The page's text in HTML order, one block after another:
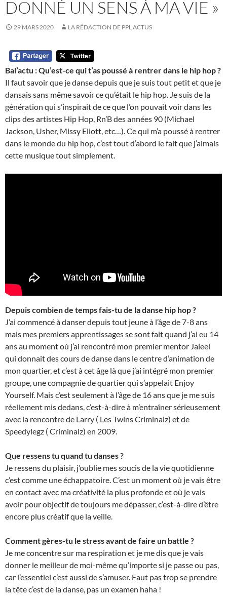
DONNÉ UN SENS À MA VIE »
29 MARS 2020 LA RÉDACTION DE PPL ACTUS
Bal’actu : Qu’est-ce qui t’as poussé à rentrer dans le hip hop ?
Il faut savoir que je danse depuis que je suis tout petit et que je
dansais sans même savoir ce qu’était le hip hop. Je suis de la
génération qui s’inspirait de ce que l’on pouvait voir dans les
clips des artistes Hip Hop, Rn’B des années 90 (Michael
Jackson, Usher, Missy Eliott, etc…). Ce qui m’a poussé à rentrer
dans le monde du hip hop, c’est tout d‘abord le fait que j’aimais
cette musique tout simplement.
Depuis combien de temps fais-tu de la danse hip hop ?
J’ai commencé à danser depuis tout jeune à l’âge de 7-8 ans
mais mes premiers apprentissages se sont fait quand j’ai eu 14
ans au moment où j’ai rencontré mon premier mentor Jaleel
qui donnait des cours de danse dans le centre d’animation de
mon quartier, et c’est à cet âge là que j’ai intégré mon premier
groupe, une compagnie de quartier qui s’appelait Enjoy
Yourself. Mais c’est seulement à l’âge de 16 ans que je me suis
réellement mis dedans, c’est-à-dire à m’entraîner sérieusement
avec la rencontre de Larry ( Les Twins Criminalz) et de
Speedylegz ( Criminalz) en 2009.
Que ressens tu quand tu danses ?
Je ressens du plaisir, j’oublie mes soucis de la vie quotidienne
c’est comme une échappatoire. C’est un moment où je vais être
en contact avec ma créativité la plus profonde et où je vais
avoir pour objectif de toujours me dépasser, c’est-à-dire d’être
encore plus créatif que la veille.
Comment gères-tu le stress avant de faire un battle ?
Je me concentre sur ma respiration et je me dis que je vais
donner le meilleur de moi-même qu’importe si je passe ou pas,
car l’essentiel c’est aussi de s’amuser. Faut pas trop se prendre
la tête c’est de la danse, pas un examen haha !